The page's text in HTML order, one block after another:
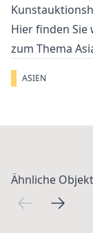
Hier finden Sie
zum Thema
ASIEN
Ähnliche